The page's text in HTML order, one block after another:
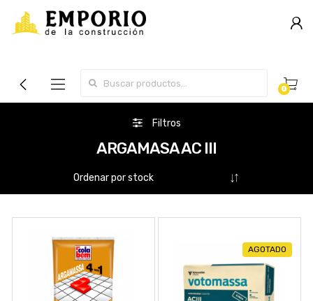
Search for:
0
Filtros
ARGAMASA AC III
AGOTADO